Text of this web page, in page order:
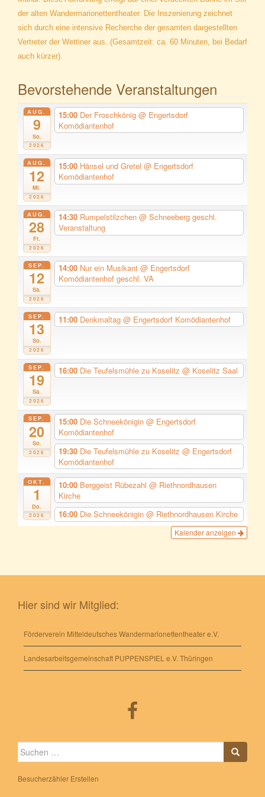
der alten Wandermarionettentheater. Die Inszenierung zeichnet
sich durch eine intensive Recherche der gesamten dargestellten
Vertreter der Wettiner aus. (Gesamtzeit: ca. 60 Minuten, bei Bedarf
auch kürzer).
Bevorstehende Veranstaltungen
AUG.
9
So.
2026
15:00 Der Froschkönig @ Engertsdorf
Komödiantenhof
AUG.
12
Mi.
2026
15:00 Hänsel und Gretel @ Engertsdorf
Komödiantenhof
AUG.
28
Fr.
2026
14:30 Rumpelstilzchen @ Schneeberg geschl.
Veranstaltung
SEP.
12
Sa.
2026
14:00 Nur ein Musikant @ Engertsdorf
Komödiantenhof geschl. VA
SEP.
13
So.
2026
11:00 Denkmaltag @ Engertsdorf Komödiantenhof
SEP.
19
Sa.
2026
16:00 Die Teufelsmühle zu Koselitz @ Koselitz Saal
SEP.
20
So.
2026
15:00 Die Schneekönigin @ Engertsdorf
Komödiantenhof
19:30 Die Teufelsmühle zu Koselitz @ Engertsdorf
Komödiantenhof
OKT.
1
Do.
2026
10:00 Berggeist Rübezahl @ Riethnordhausen
Kirche
16:00 Die Schneekönigin @ Riethnordhausen Kirche
Kalender anzeigen
Hier sind wir Mitglied:
Förderverein Mitteldeutsches Wandermarionettentheater e.V.
Landesarbeitsgemeinschaft PUPPENSPIEL e.V. Thüringen
Suche
nach:
Besucherzähler Erstellen